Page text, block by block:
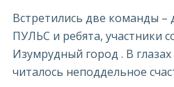
Встретились две команды –
ПУЛЬС и ребята, участники
Изумрудный город . В
читалось неподдельное